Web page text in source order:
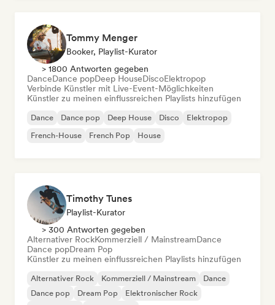
Tommy Menger
Booker, Playlist-Kurator
> 1800 Antworten gegeben
DanceDance popDeep HouseDiscoElektropop
Verbinde Künstler mit Live-Event-Möglichkeiten
Künstler zu meinen einflussreichen Playlists hinzufügen
Dance Dance pop Deep House Disco
Elektropop
French-House
French Pop House
Timothy Tunes
Playlist-Kurator
> 300 Antworten gegeben
Alternativer RockKommerziell / MainstreamDance
Dance popDream Pop
Künstler zu meinen einflussreichen Playlists hinzufügen
Alternativer Rock Kommerziell / Mainstream
Dance
Dance pop
Dream Pop
Elektronischer Rock